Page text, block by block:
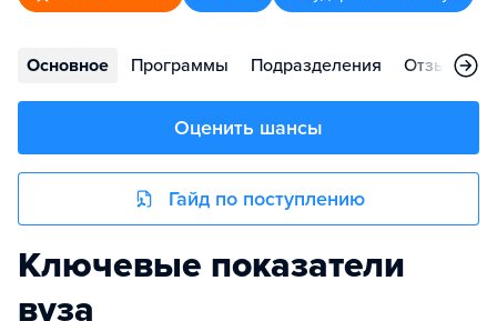
Основное Программы Подразделения Отзывы
Оценить шансы
Гайд по поступлению
Ключевые показатели
вуза